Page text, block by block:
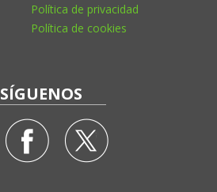
Política de privacidad
Política de cookies
SÍGUENOS